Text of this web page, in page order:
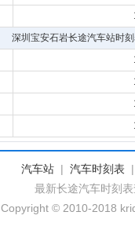
深圳宝安石岩长途汽车站时
汽车站 | 汽车时刻表
最新长途汽车时刻
Copyright © 2010-2018